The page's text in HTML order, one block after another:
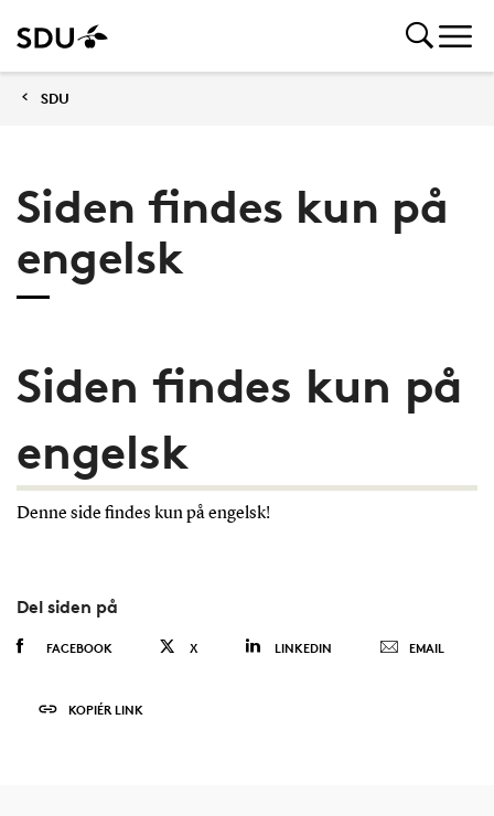
SDU
Siden findes kun på
engelsk
Siden findes kun på
engelsk
Denne side findes kun på engelsk!
Del siden på
FACEBOOK X LINKEDIN EMAIL
KOPIÉR LINK